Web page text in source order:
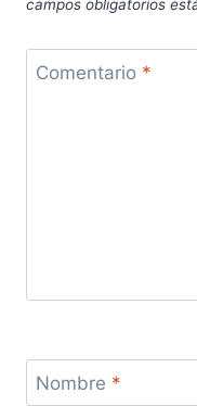
campos obligatorios
Comentario *
Nombre *